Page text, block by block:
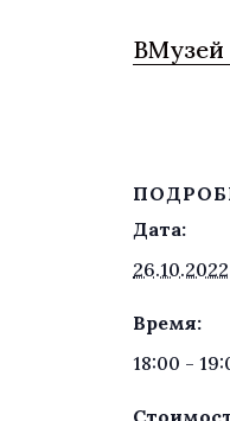
ВМузей
Дата:
26.10.2022
Время:
18:00 -